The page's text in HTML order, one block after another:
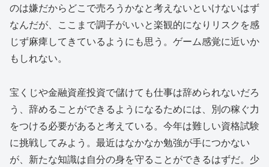
のは嫌だからどこで売ろうかなと考えないといけないはず
なんだが、ここまで調子がいいと楽観的になりリスクを感
じず麻痺してきているようにも思う。ゲーム感覚に近いか
もしれない。
宝くじや金融資産投資で儲けても仕事は辞められないだろ
う、辞めることができるようになるためには、別の稼ぐ力
をつける必要があると考えている。今年は難しい資格試験
に挑戦してみよう。最近はなかなか勉強が手につかない
が、新たな知識は自分の身を守ることができるはずだ。少